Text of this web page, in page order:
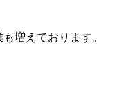
増えております。